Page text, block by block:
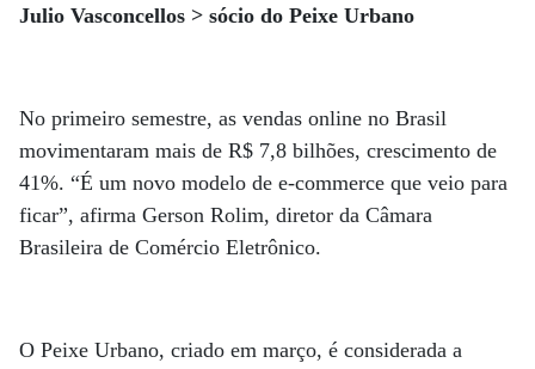
Julio Vasconcellos > sócio do Peixe Urbano
No primeiro semestre, as vendas online no Brasil
movimentaram mais de R$ 7,8 bilhões, crescimento de
41%. “É um novo modelo de e-commerce que veio para
ficar”, afirma Gerson Rolim, diretor da Câmara
Brasileira de Comércio Eletrônico.
O Peixe Urbano, criado em março, é considerada a